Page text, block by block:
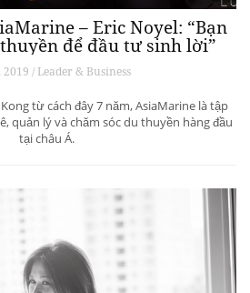
– Eric Noyel: “Bạn
để đầu tư sinh lời”
2019 / Leader & Business
từ cách đây 7 năm, AsiaMarine là tập
quản lý và chăm sóc du thuyền hàng đầu
tại châu Á.